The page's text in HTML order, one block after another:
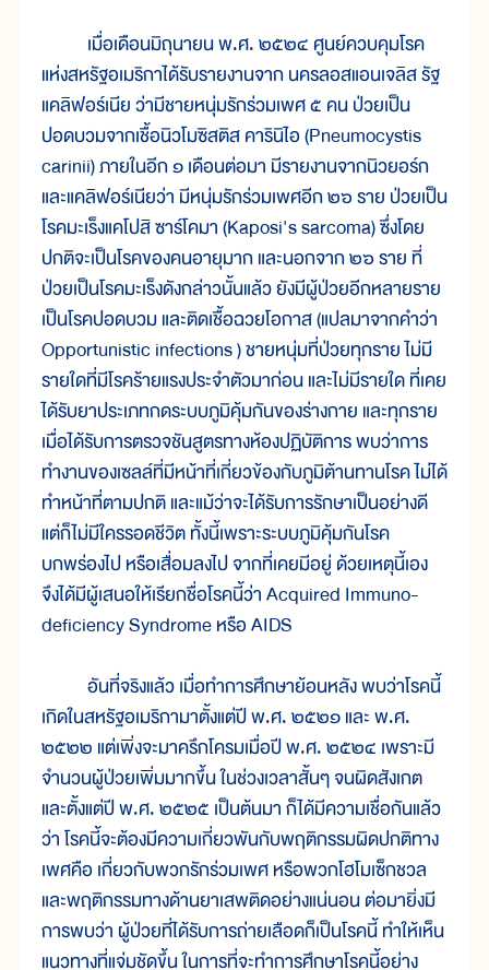
เมื่อเดือนมิถุนายน พ.ศ. ๒๕๒๔ ศูนย์ควบคุมโรค
แห่งสหรัฐอเมริกาได้รับรายงานจาก นครลอสแอนเจลิส รัฐ
แคลิฟอร์เนีย ว่ามีชายหนุ่มรักร่วมเพศ ๕ คน ป่วยเป็น
ปอดบวมจากเชื้อนิวโมซิสติส คารินิไอ (Pneumocystis
carinii) ภายในอีก ๑ เดือนต่อมา มีรายงานจากนิวยอร์ก
และแคลิฟอร์เนียว่า มีหนุ่มรักร่วมเพศอีก ๒๖ ราย ป่วยเป็น
โรคมะเร็งแคโปสิ ซาร์โคมา (Kaposi's sarcoma) ซึ่งโดย
ปกติจะเป็นโรคของคนอายุมาก และนอกจาก ๒๖ ราย ที่
ป่วยเป็นโรคมะเร็งดังกล่าวนั้นแล้ว ยังมีผู้ป่วยอีกหลายราย
เป็นโรคปอดบวม และติดเชื้อฉวยโอกาส (แปลมาจากคำว่า
Opportunistic infections ) ชายหนุ่มที่ป่วยทุกราย ไม่มี
รายใดที่มีโรคร้ายแรงประจำตัวมาก่อน และไม่มีรายใด ที่เคย
ได้รับยาประเภทกดระบบภูมิคุ้มกันของร่างกาย และทุกราย
เมื่อได้รับการตรวจชันสูตรทางห้องปฏิบัติการ พบว่าการ
ทำงานของเซลล์ที่มีหน้าที่เกี่ยวข้องกับภูมิต้านทานโรค ไม่ได้
ทำหน้าที่ตามปกติ และแม้ว่าจะได้รับการรักษาเป็นอย่างดี
แต่ก็ไม่มีใครรอดชีวิต ทั้งนี้เพราะระบบภูมิคุ้มกันโรค
บกพร่องไป หรือเสื่อมลงไป จากที่เคยมีอยู่ ด้วยเหตุนี้เอง
จึงได้มีผู้เสนอให้เรียกชื่อโรคนี้ว่า Acquired Immuno-
deficiency Syndrome หรือ AIDS
อันที่จริงแล้ว เมื่อทำการศึกษาย้อนหลัง พบว่าโรคนี้
เกิดในสหรัฐอเมริกามาตั้งแต่ปี พ.ศ. ๒๕๒๑ และ พ.ศ.
๒๕๒๒ แต่เพิ่งจะมาครึกโครมเมื่อปี พ.ศ. ๒๕๒๔ เพราะมี
จำนวนผู้ป่วยเพิ่มมากขึ้น ในช่วงเวลาสั้นๆ จนผิดสังเกต
และตั้งแต่ปี พ.ศ. ๒๕๒๕ เป็นต้นมา ก็ได้มีความเชื่อกันแล้ว
ว่า โรคนี้จะต้องมีความเกี่ยวพันกับพฤติกรรมผิดปกติทาง
เพศคือ เกี่ยวกับพวกรักร่วมเพศ หรือพวกโฮโมเซ็กชวล
และพฤติกรรมทางด้านยาเสพติดอย่างแน่นอน ต่อมายิ่งมี
การพบว่า ผู้ป่วยที่ได้รับการถ่ายเลือดก็เป็นโรคนี้ ทำให้เห็น
แนวทางที่แจ่มชัดขึ้น ในการที่จะทำการศึกษาโรคนี้อย่าง